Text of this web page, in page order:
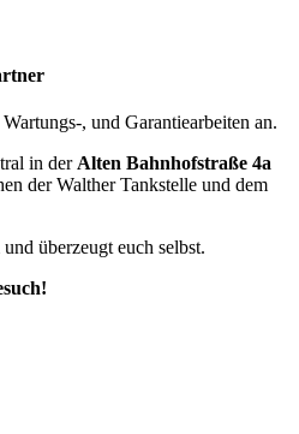
, und Garantiearbeiten an.
in der Alten Bahnhofstraße 4a
der Walther Tankstelle und dem
überzeugt euch selbst.